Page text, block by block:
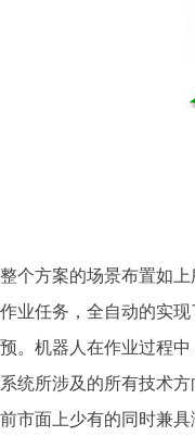
整个方案的场景布置如
作业任务，全自动的实
预。机器人在作业过程
系统所涉及的所有技术
前市面上少有的同时兼